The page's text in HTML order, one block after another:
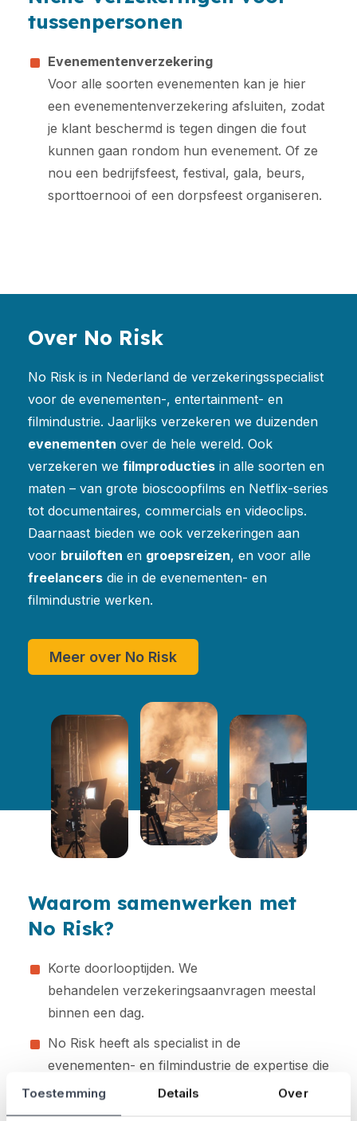
Toestemming Details Over
tussenpersonen
Evenementenverzekering
Voor alle soorten evenementen kan je hier
een evenementenverzekering afsluiten, zodat
je klant beschermd is tegen dingen die fout
kunnen gaan rondom hun evenement. Of ze
nou een bedrijfsfeest, festival, gala, beurs,
sporttoernooi of een dorpsfeest organiseren.
Over No Risk
No Risk is in Nederland de verzekeringsspecialist
voor de evenementen-, entertainment- en
filmindustrie. Jaarlijks verzekeren we duizenden
evenementen over de hele wereld. Ook
verzekeren we filmproducties in alle soorten en
maten – van grote bioscoopfilms en Netflix-series
tot documentaires, commercials en videoclips.
Daarnaast bieden we ook verzekeringen aan
voor bruiloften en groepsreizen, en voor alle
freelancers die in de evenementen- en
filmindustrie werken.
Meer over No Risk
Waarom samenwerken met
No Risk?
Korte doorlooptijden. We
behandelen verzekeringsaanvragen meestal
binnen een dag.
No Risk heeft als specialist in de
evenementen- en filmindustrie de expertise die
nodig is om tussenpersonen te helpen hun